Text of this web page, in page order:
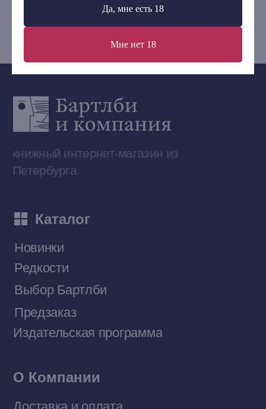
Да, мне есть 18
Мне нет 18
bartleby.sales@gmail.com
Договор оферты
© 2026 Все права защищены
Приобрести книги на Ozon
Наши книги на «Авито»
Telegram-канал